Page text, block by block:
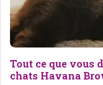
Tout ce que vous
chats Havana